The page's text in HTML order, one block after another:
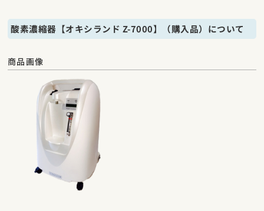
酸素濃縮器【オキシランド Z-7000】（購入品）について
商品画像